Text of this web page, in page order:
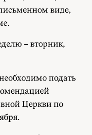
виде,
– вторник,
подать
Церкви по